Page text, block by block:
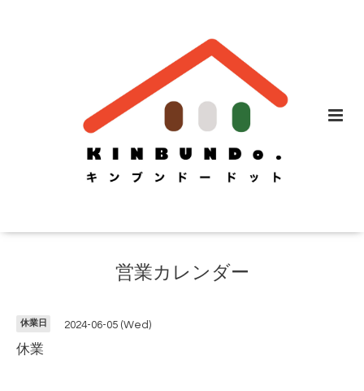
営業カレンダー
休業日 2024-06-05 (Wed)
休業